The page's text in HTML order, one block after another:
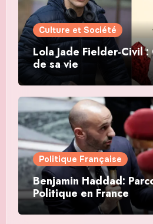
Culture et Société
Lola Jade Fielder-Civil :
de sa vie
Politique Française
Benjamin Haddad:
Politique en France